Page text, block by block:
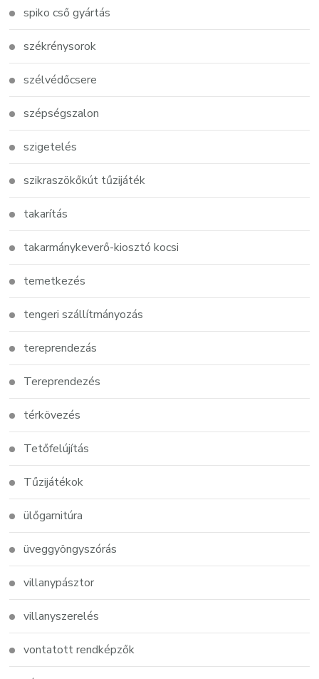
spiko cső gyártás
székrénysorok
szélvédőcsere
szépségszalon
szigetelés
szikraszökőkút tűzijáték
takarítás
takarmánykeverő-kiosztó kocsi
temetkezés
tengeri szállítmányozás
tereprendezás
Tereprendezés
térkövezés
Tetőfelújítás
Tűzijátékok
ülőgarnitúra
üveggyöngyszórás
villanypásztor
villanyszerelés
vontatott rendképzők